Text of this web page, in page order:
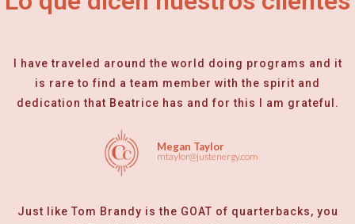
I have traveled around the world doing programs and it
is rare to find a team member with the spirit and
dedication that Beatrice has and for this I am grateful.
Megan Taylor
mtaylor@justenergy.com
Just like Tom Brandy is the GOAT of quarterbacks, you